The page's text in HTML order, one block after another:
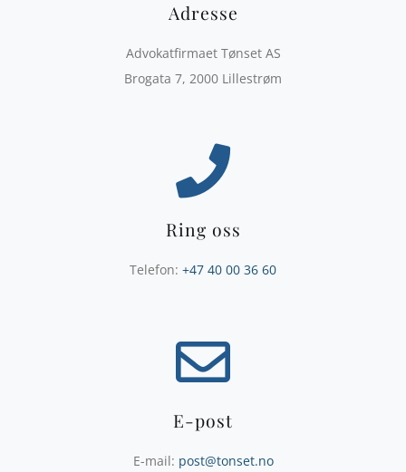
Adresse
Advokatfirmaet Tønset AS
Brogata 7, 2000 Lillestrøm
Ring oss
Telefon: +47 40 00 36 60
E-post
E-mail: post@tonset.no